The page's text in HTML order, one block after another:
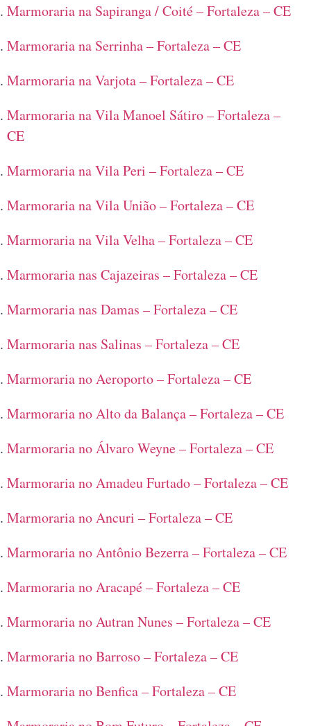
Marmoraria na Sapiranga / Coité – Fortaleza – CE
Marmoraria na Serrinha – Fortaleza – CE
Marmoraria na Varjota – Fortaleza – CE
Marmoraria na Vila Manoel Sátiro – Fortaleza –
CE
Marmoraria na Vila Peri – Fortaleza – CE
Marmoraria na Vila União – Fortaleza – CE
Marmoraria na Vila Velha – Fortaleza – CE
Marmoraria nas Cajazeiras – Fortaleza – CE
Marmoraria nas Damas – Fortaleza – CE
Marmoraria nas Salinas – Fortaleza – CE
Marmoraria no Aeroporto – Fortaleza – CE
Marmoraria no Alto da Balança – Fortaleza – CE
Marmoraria no Álvaro Weyne – Fortaleza – CE
Marmoraria no Amadeu Furtado – Fortaleza – CE
Marmoraria no Ancuri – Fortaleza – CE
Marmoraria no Antônio Bezerra – Fortaleza – CE
Marmoraria no Aracapé – Fortaleza – CE
Marmoraria no Autran Nunes – Fortaleza – CE
Marmoraria no Barroso – Fortaleza – CE
Marmoraria no Benfica – Fortaleza – CE